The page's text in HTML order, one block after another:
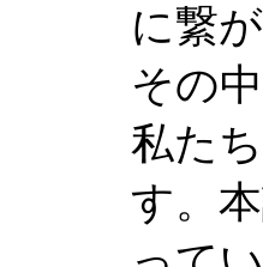
に繋
その
私た
す。